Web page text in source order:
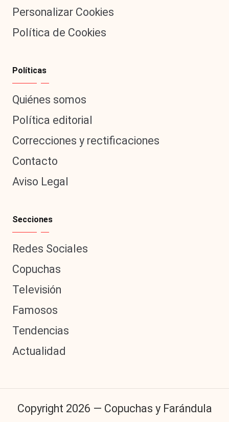
Personalizar Cookies
Política de Cookies
Políticas
Quiénes somos
Política editorial
Correcciones y rectificaciones
Contacto
Aviso Legal
Secciones
Redes Sociales
Copuchas
Televisión
Famosos
Tendencias
Actualidad
Copyright 2026 — Copuchas y Farándula